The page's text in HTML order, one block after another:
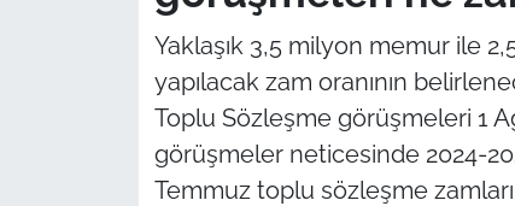
Yaklaşık 3,5 milyon memur ile
yapılacak zam oranının
Toplu Sözleşme görüşmeleri 1
görüşmeler neticesinde 2024-
Temmuz toplu sözleşme